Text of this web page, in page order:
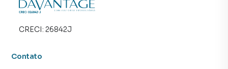
CRECI: 26842J
Contato